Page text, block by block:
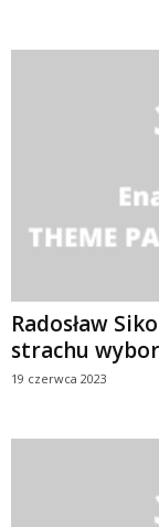
Radosław
strachu
19 czerwca 2023